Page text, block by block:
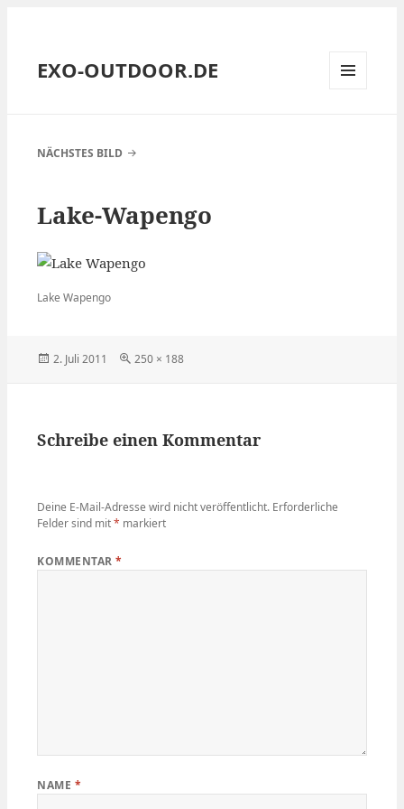
EXO-OUTDOOR.DE
NÄCHSTES BILD
Lake-Wapengo
Lake Wapengo
Veröffentlicht
2. Juli 2011
Volle
250 × 188
Schreibe einen Kommentar
Deine E-Mail-Adresse wird nicht veröffentlicht. Erforderliche
Felder sind mit* markiert
KOMMENTAR*
NAME *